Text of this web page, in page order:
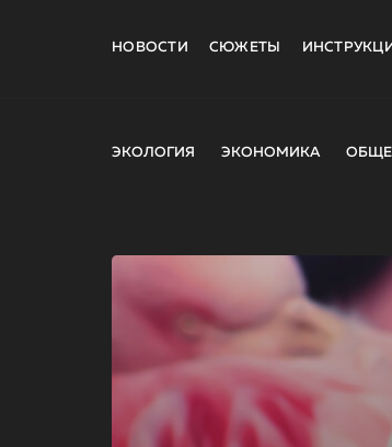
НОВОСТИ СЮЖЕТЫ
ЭКОЛОГИЯ ЭКОНОМИКА